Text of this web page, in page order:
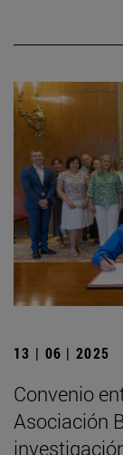
13 | 06 | 2025
Convenio
Asociación